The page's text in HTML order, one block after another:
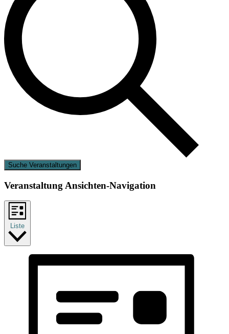
Suche Veranstaltungen
Veranstaltung Ansichten-Navigation
Liste